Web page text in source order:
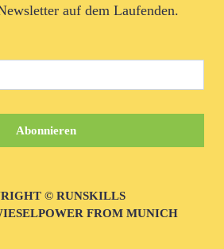
auf dem Laufenden.
© RUNSKILLS
FROM MUNICH